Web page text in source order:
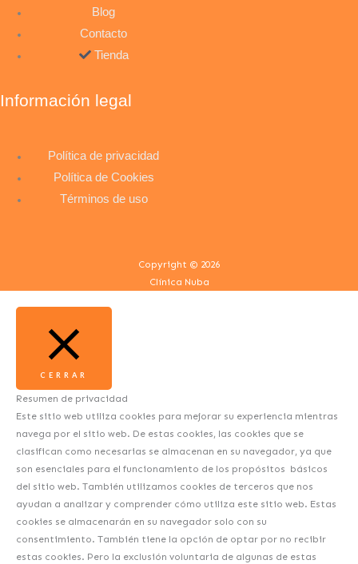
Blog
Contacto
Tienda
Información legal
Política de privacidad
Política de Cookies
Términos de uso
Copyright © 2026
Clínica Nuba
CERRAR
Resumen de privacidad
Este sitio web utiliza cookies para mejorar su experiencia mientras
navega por el sitio web. De estas cookies, las cookies que se
clasifican como necesarias se almacenan en su navegador, ya que
son esenciales para el funcionamiento de los propósitos básicos
del sitio web. También utilizamos cookies de terceros que nos
ayudan a analizar y comprender cómo utiliza este sitio web. Estas
cookies se almacenarán en su navegador solo con su
consentimiento. También tiene la opción de optar por no recibir
estas cookies. Pero la exclusión voluntaria de algunas de estas